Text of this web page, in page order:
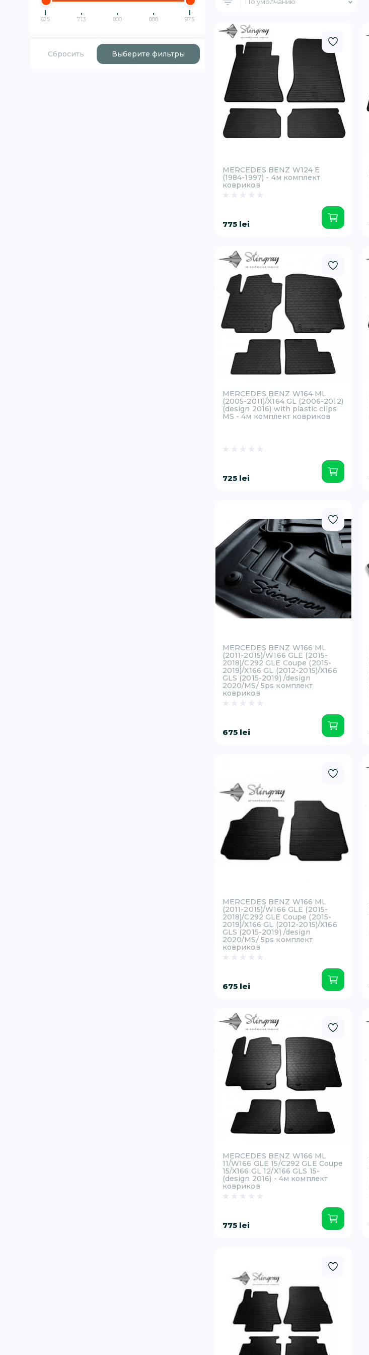
625 713 800 888 975
Сбросить Выберите фильтры
MERCEDES BENZ W124 E
(1984-1997) - 4м комплект
ковриков
775 lei
MERCEDES BENZ W164 ML
(2005-2011)/X164 GL (2006-2012)
(design 2016) with plastic clips
MS - 4м комплект ковриков
725 lei
MERCEDES BENZ W166 ML
(2011-2015)/W166 GLE (2015-
2018)/C292 GLE Coupe (2015-
2019)/X166 GL (2012-2015)/X166
GLS (2015-2019) /design
2020/MS/ 5ps комплект
ковриков
675 lei
MERCEDES BENZ W166 ML
(2011-2015)/W166 GLE (2015-
2018)/C292 GLE Coupe (2015-
2019)/X166 GL (2012-2015)/X166
GLS (2015-2019) /design
2020/MS/ 5ps комплект
ковриков
675 lei
MERCEDES BENZ W166 ML
11/W166 GLE 15/C292 GLE Coupe
15/X166 GL 12/X166 GLS 15-
(design 2016) - 4м комплект
ковриков
775 lei